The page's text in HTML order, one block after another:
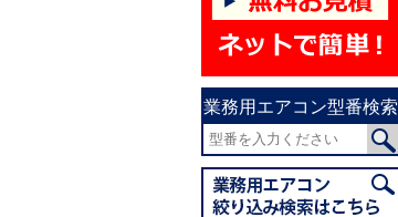
業務用エアコン型番検索